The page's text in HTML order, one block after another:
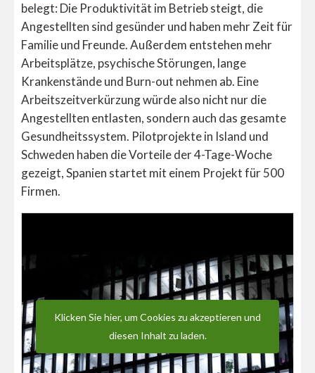
belegt: Die Produktivität im Betrieb steigt, die
Angestellten sind gesünder und haben mehr Zeit für
Familie und Freunde. Außerdem entstehen mehr
Arbeitsplätze, psychische Störungen, lange
Krankenstände und Burn-out nehmen ab. Eine
Arbeitszeitverkürzung würde also nicht nur die
Angestellten entlasten, sondern auch das gesamte
Gesundheitssystem. Pilotprojekte in Island und
Schweden haben die Vorteile der 4-Tage-Woche
gezeigt, Spanien startet mit einem Projekt für 500
Firmen.
Klicken Sie hier, um Cookies zu akzeptieren und
diesen Inhalt zu laden.